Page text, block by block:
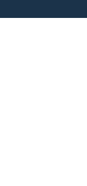
Inhalt